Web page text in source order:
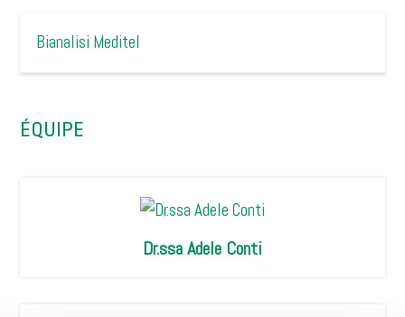
Bianalisi Meditel
ÉQUIPE
Dr.ssa Adele Conti